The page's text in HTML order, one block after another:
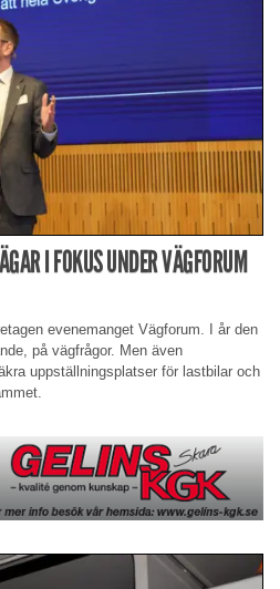
I FOKUS UNDER VÄGFORUM
evenemanget Vägforum. I år den
på vägfrågor. Men även
uppställningsplatser för lastbilar och